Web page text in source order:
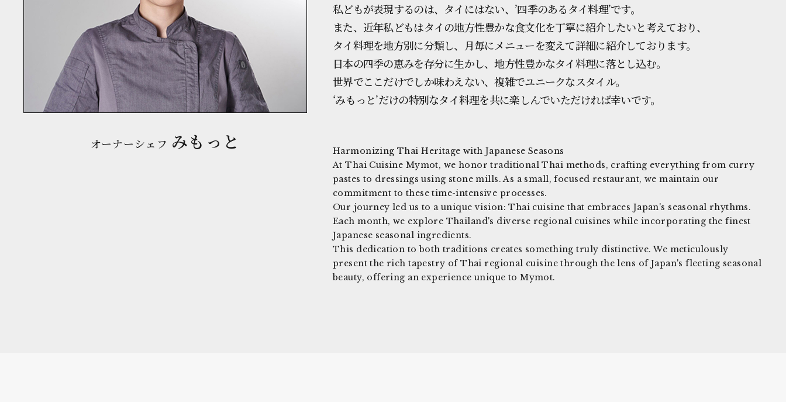
オーナーシェフ みもっと
私どもが表現するのは、タイにはない、’四季のあるタイ料理’です。
また、近年私どもはタイの地方性豊かな食文化を丁寧に紹介したいと考えており、
タイ料理を地方別に分類し、月毎にメニューを変えて詳細に紹介しております。
日本の四季の恵みを存分に生かし、地方性豊かなタイ料理に落とし込む。
世界でここだけでしか味わえない、複雑でユニークなスタイル。
‘みもっと’だけの特別なタイ料理を共に楽しんでいただければ幸いです。
Harmonizing Thai Heritage with Japanese Seasons
At Thai Cuisine Mymot, we honor traditional Thai methods, crafting everything from curry
pastes to dressings using stone mills. As a small, focused restaurant, we maintain our
commitment to these time-intensive processes.
Our journey led us to a unique vision: Thai cuisine that embraces Japan's seasonal rhythms.
Each month, we explore Thailand's diverse regional cuisines while incorporating the finest
Japanese seasonal ingredients.
This dedication to both traditions creates something truly distinctive. We meticulously
present the rich tapestry of Thai regional cuisine through the lens of Japan's fleeting seasonal
beauty, offering an experience unique to Mymot.